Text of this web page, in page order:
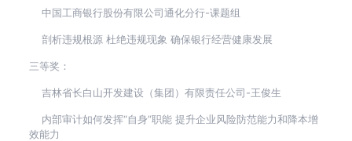
中国工商银行股份有限公司通化分行-课题组
剖析违规根源 杜绝违规现象 确保银行经营健康发展
三等奖：
吉林省长白山开发建设（集团）有限责任公司-王俊生
内部审计如何发挥“自身”职能 提升企业风险防范能力和降本增
效能力